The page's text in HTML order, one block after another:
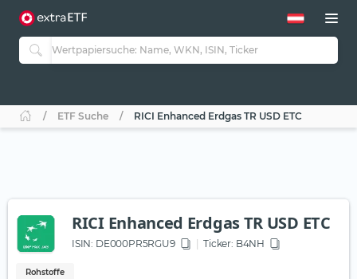
ETF Suche RICI Enhanced Erdgas TR USD ETC
RICI Enhanced Erdgas TR USD ETC
ISIN: DE000PR5RGU9 Ticker: B4NH
Rohstoffe